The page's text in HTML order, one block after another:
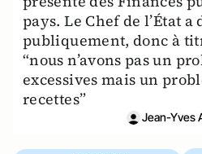
pays. Le Chef de l’État a
publiquement, donc à
“nous n’avons pas un
excessives mais un
recettes”
Jean-Yves